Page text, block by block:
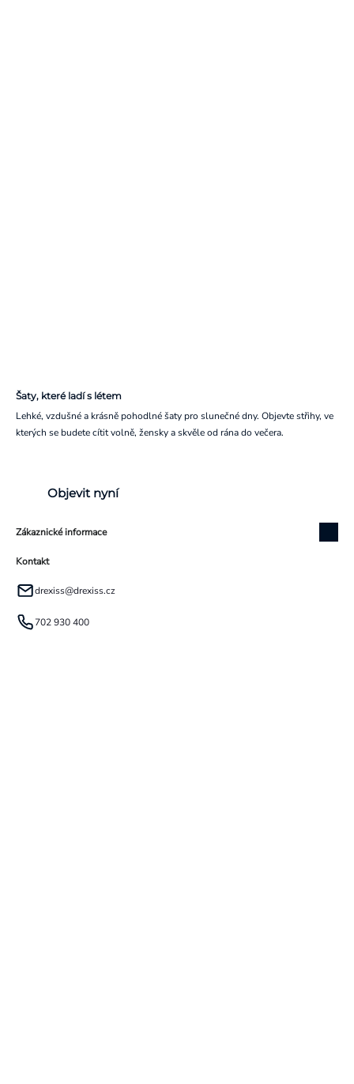
Šaty, které ladí s létem
Lehké, vzdušné a krásně pohodlné šaty pro slunečné dny. Objevte střihy, ve
kterých se budete cítit volně, žensky a skvěle od rána do večera.
Objevit nyní
Zákaznické informace
Kontakt
drexiss@drexiss.cz
702 930 400